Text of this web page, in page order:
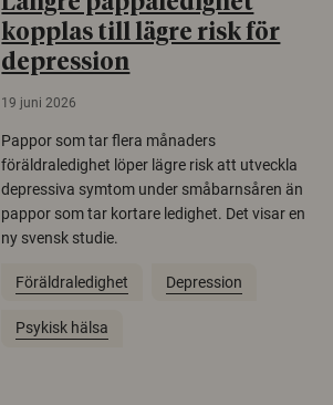
kopplas till lägre risk för
depression
19 juni 2026
Pappor som tar flera månaders
föräldraledighet löper lägre risk att utveckla
depressiva symtom under småbarnsåren än
pappor som tar kortare ledighet. Det visar en
ny svensk studie.
Föräldraledighet Depression
Psykisk hälsa